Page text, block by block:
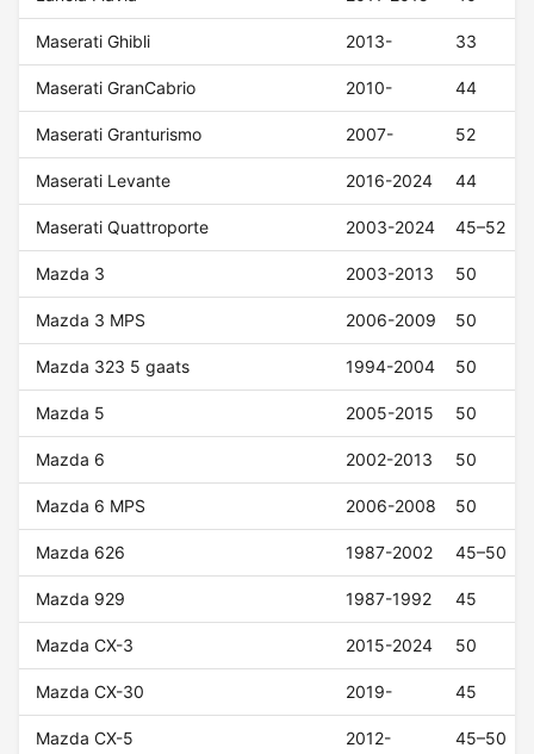
Maserati Ghibli 2013- 33
Maserati GranCabrio 2010- 44
Maserati Granturismo 2007- 52
Maserati Levante 2016-2024 44
Maserati Quattroporte 2003-2024 45–52
Mazda 3 2003-2013 50
Mazda 3 MPS 2006-2009 50
Mazda 323 5 gaats 1994-2004 50
Mazda 5 2005-2015 50
Mazda 6 2002-2013 50
Mazda 6 MPS 2006-2008 50
Mazda 626 1987-2002 45–50
Mazda 929 1987-1992 45
Mazda CX-3 2015-2024 50
Mazda CX-30 2019- 45
Mazda CX-5 2012- 45–50